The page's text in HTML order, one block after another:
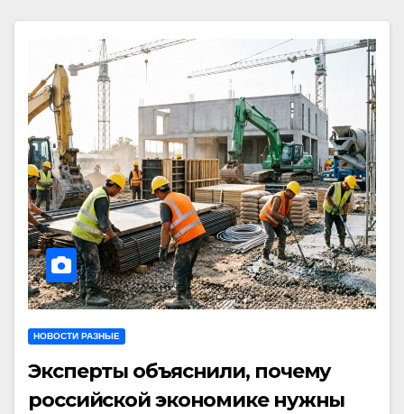
НОВОСТИ РАЗНЫЕ
Эксперты объяснили, почему
российской экономике нужны